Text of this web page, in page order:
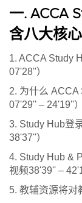
一. ACCA
含八大核
1. ACCA Study
07'28''）
2. 为什么
07'29'' – 24'19''）
3. Study Hub登
38'37''）
4. Study Hub &
视频38'39'' –
5. 教辅资源将对